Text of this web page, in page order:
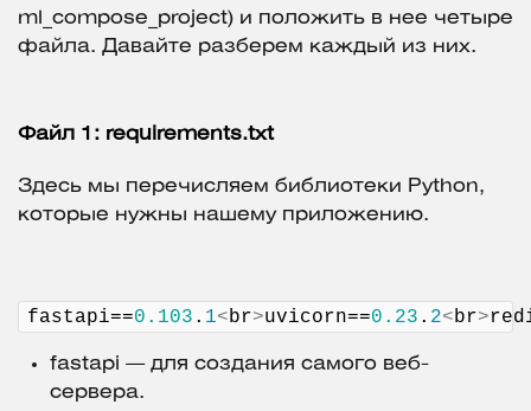
ml_compose_project) и положить в нее четыре
файла. Давайте разберем каждый из них.
Файл 1: requirements.txt
Здесь мы перечисляем библиотеки Python,
которые нужны нашему приложению.
fastapi==0.103 . 1<br>uvicorn==0.23 . 2<br>
fastapi — для создания самого веб-
сервера.